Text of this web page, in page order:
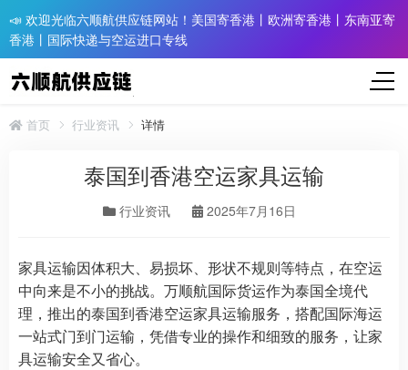
📣 欢迎光临六顺航供应链网站！美国寄香港丨欧洲寄香港丨东南亚寄
香港丨国际快递与空运进口专线
首页 行业资讯 详情
泰国到香港空运家具运输
行业资讯 2025年7月16日
家具运输因体积大、易损坏、形状不规则等特点，在空运
中向来是不小的挑战。万顺航国际货运作为泰国全境代
理，推出的泰国到香港空运家具运输服务，搭配国际海运
一站式门到门运输，凭借专业的操作和细致的服务，让家
具运输安全又省心。